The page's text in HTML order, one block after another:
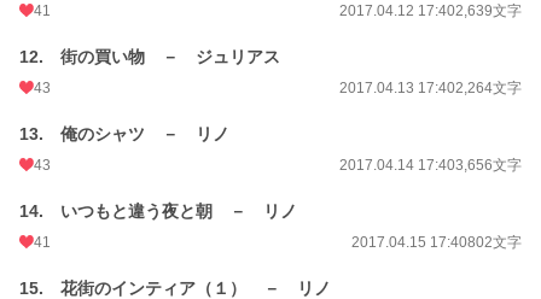
41 2017.04.12 17:402,639文字
12. 街の買い物 － ジュリアス
43 2017.04.13 17:402,264文字
13. 俺のシャツ － リノ
43 2017.04.14 17:403,656文字
14. いつもと違う夜と朝 － リノ
41 2017.04.15 17:40802文字
15. 花街のインティア（１） － リノ